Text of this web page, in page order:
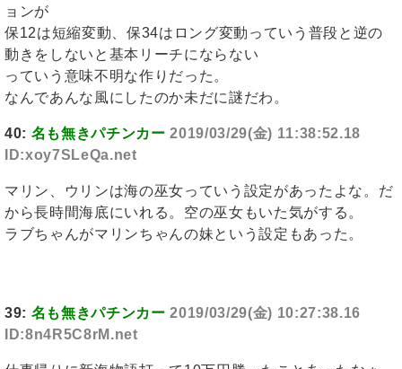
ョンが
保12は短縮変動、保34はロング変動っていう普段と逆の
動きをしないと基本リーチにならない
っていう意味不明な作りだった。
なんであんな風にしたのか未だに謎だわ。
40: 名も無きパチンカー 2019/03/29(金) 11:38:52.18
ID:xoy7SLeQa.net
マリン、ウリンは海の巫女っていう設定があったよな。だ
から長時間海底にいれる。空の巫女もいた気がする。
ラブちゃんがマリンちゃんの妹という設定もあった。
39: 名も無きパチンカー 2019/03/29(金) 10:27:38.16
ID:8n4R5C8rM.net